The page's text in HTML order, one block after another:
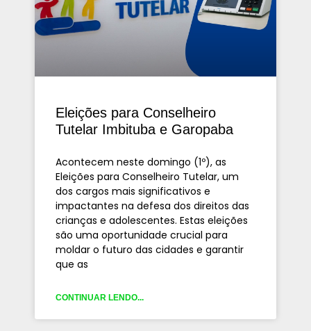
Eleições para Conselheiro
Tutelar Imbituba e Garopaba
Acontecem neste domingo (1º), as
Eleições para Conselheiro Tutelar, um
dos cargos mais significativos e
impactantes na defesa dos direitos das
crianças e adolescentes. Estas eleições
são uma oportunidade crucial para
moldar o futuro das cidades e garantir
que as
CONTINUAR LENDO...